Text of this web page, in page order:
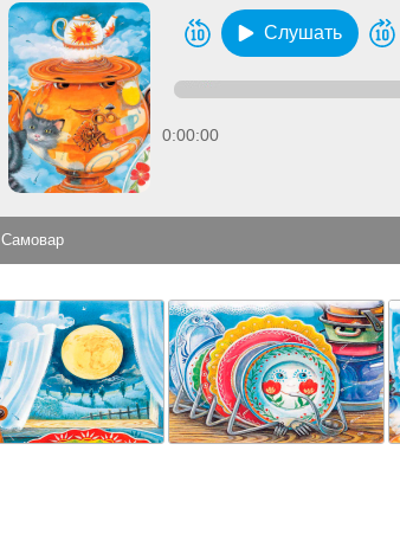
Слушать
0:00:00
Самовар